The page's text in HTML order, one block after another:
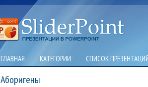
ГЛАВНАЯ КАТЕГОРИИ СПИСОК
Аборигены